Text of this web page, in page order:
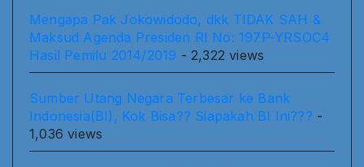
Mengapa Pak Jokowidodo, dkk TIDAK SAH &
Maksud Agenda Presiden RI No: 197P-YRSOC4
Hasil Pemilu 2014/2019 - 2,322 views
Sumber Utang Negara Terbesar ke Bank
Indonesia(BI), Kok Bisa?? Siapakah BI Ini??? -
1,036 views